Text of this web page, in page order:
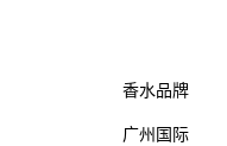
香水品牌
广州国际